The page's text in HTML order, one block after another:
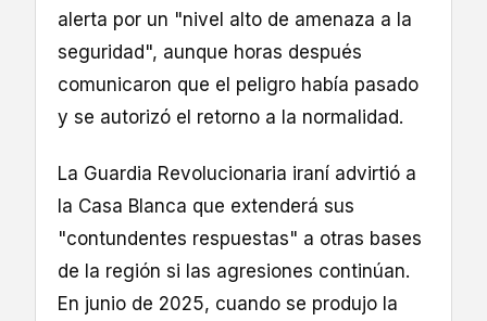
alerta por un "nivel alto de amenaza a la
seguridad", aunque horas después
comunicaron que el peligro había pasado
y se autorizó el retorno a la normalidad.
La Guardia Revolucionaria iraní advirtió a
la Casa Blanca que extenderá sus
"contundentes respuestas" a otras bases
de la región si las agresiones continúan.
En junio de 2025, cuando se produjo la